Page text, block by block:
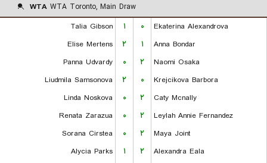
WTA WTA Toronto, Main Draw
Talia Gibson
۱ ۰
Ekaterina Alexandrova
Elise Mertens
۲ ۱
Anna Bondar
Panna Udvardy
۰ ۲
Naomi Osaka
Liudmila Samsonova
۲ ۰
Krejcikova Barbora
Linda Noskova
۰ ۲
Caty Mcnally
Renata Zarazua
۰ ۲
Leylah Annie Fernandez
Sorana Cirstea
۰ ۲
Maya Joint
Alycia Parks
۱ ۲
Alexandra Eala